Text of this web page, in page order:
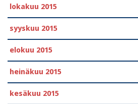
lokakuu 2015
syyskuu 2015
elokuu 2015
heinäkuu 2015
kesäkuu 2015